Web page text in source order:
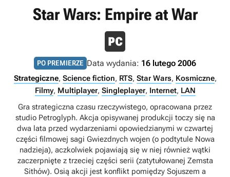
Star Wars: Empire at War
PO PREMIERZE Data wydania: 16 lutego 2006
Strategiczne, Science fiction, RTS, Star Wars, Kosmiczne,
Filmy, Multiplayer, Singleplayer, Internet, LAN
Gra strategiczna czasu rzeczywistego, opracowana przez
studio Petroglyph. Akcja opisywanej produkcji toczy się na
dwa lata przed wydarzeniami opowiedzianymi w czwartej
części filmowej sagi Gwiezdnych wojen (o podtytule Nowa
nadzieja), aczkolwiek pojawiają się w niej również wątki
zaczerpnięte z trzeciej części serii (zatytułowanej Zemsta
Sithów). Osią akcji jest konflikt pomiędzy Sojuszem a